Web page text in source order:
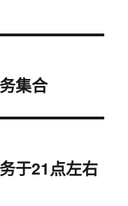
集合
于21点左右